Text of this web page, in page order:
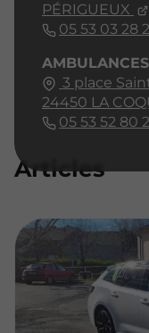
PÉRIGUEUX
05 53 03 28
3 place
24450 LA
05 53 52 80
Articles